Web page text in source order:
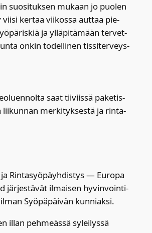
suo­si­tuk­sen mukaan jo puo­len
ker­taa vii­kos­sa aut­taa pie­
ja yllä­pi­tä­mään ter­vet­
onkin todel­li­nen tis­si­ter­veys­
saat tii­viis­sä pake­tis­
lii­kun­nan mer­ki­tyk­ses­tä ja rin­ta­
Rin­ta­syö­päyh­dis­tys — Euro­pa
jär­jes­tä­vät ilmai­sen hyvin­voin­ti-
Syö­pä­päi­vän kun­niak­si.
illan peh­meäs­sä sylei­lys­sä